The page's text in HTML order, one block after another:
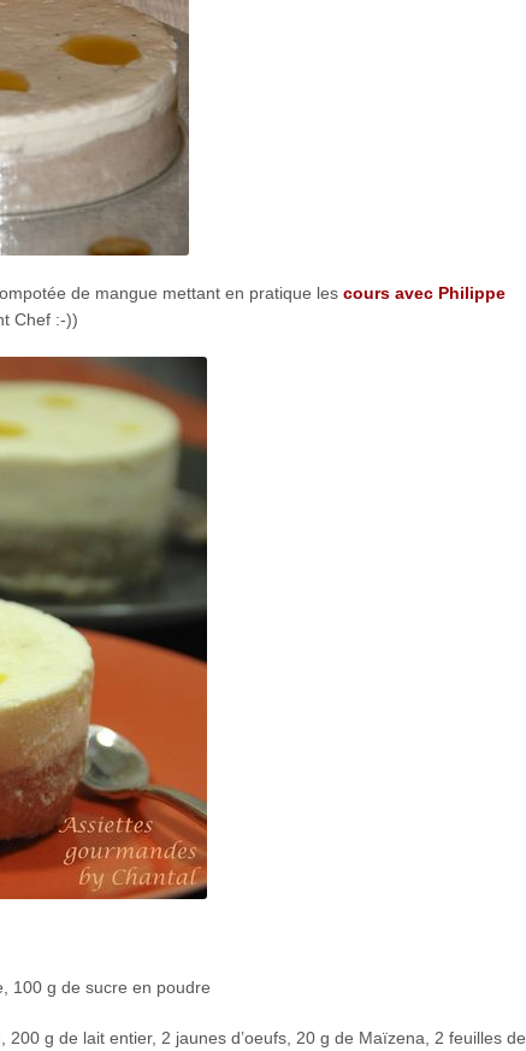
de mangue mettant en pratique les cours avec Philippe
Chef :-))
100 g de sucre en poudre
g de lait entier, 2 jaunes d’oeufs, 20 g de Maïzena, 2 feuilles de